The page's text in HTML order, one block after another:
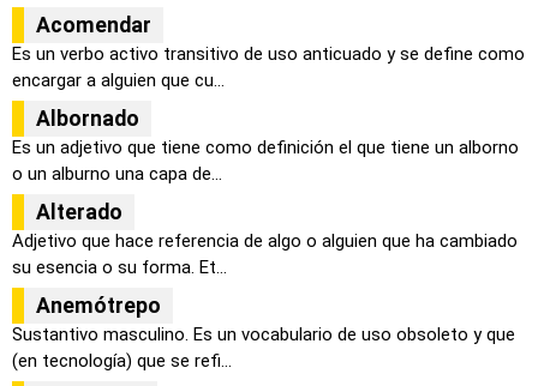
Acomendar
Es un verbo activo transitivo de uso anticuado y se define como
encargar a alguien que cu...
Albornado
Es un adjetivo que tiene como definición el que tiene un alborno
o un alburno una capa de...
Alterado
Adjetivo que hace referencia de algo o alguien que ha cambiado
su esencia o su forma. Et...
Anemótrepo
Sustantivo masculino. Es un vocabulario de uso obsoleto y que
(en tecnología) que se refi...